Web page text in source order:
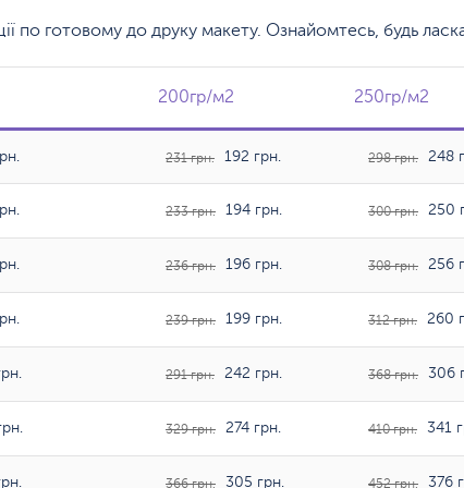
по готовому до друку макету. Ознайомтесь, будь
200гр/м2 250гр/м2
200гр/м2 250гр/м2
231 грн. 192 грн. 298 грн. 248
233 грн. 194 грн. 300 грн. 250
236 грн. 196 грн. 308 грн. 256
239 грн. 199 грн. 312 грн. 260
291 грн. 242 грн. 368 грн. 306
329 грн. 274 грн. 410 грн. 341
366 грн. 305 грн. 452 грн. 376